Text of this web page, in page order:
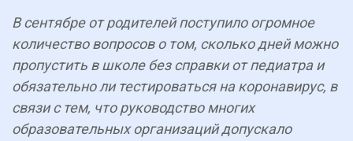
В сентябре от родителей поступило огромное
количество вопросов о том, сколько дней можно
пропустить в школе без справки от педиатра и
обязательно ли тестироваться на коронавирус, в
связи с тем, что руководство многих
образовательных организаций допускало